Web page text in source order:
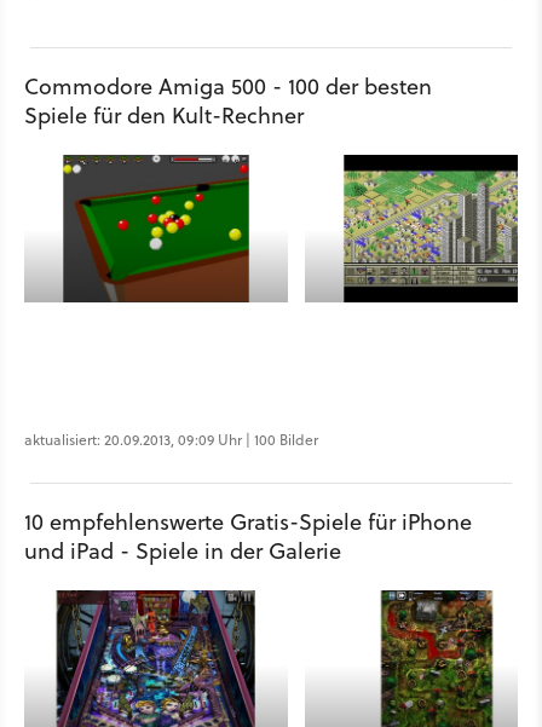
Commodore Amiga 500 - 100 der besten
Spiele für den Kult-Rechner
aktualisiert: 20.09.2013, 09:09 Uhr | 100 Bilder
10 empfehlenswerte Gratis-Spiele für iPhone
und iPad - Spiele in der Galerie